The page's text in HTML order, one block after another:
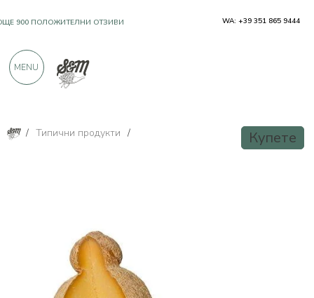
/ Типични продукти / Купете
900 ПОЛОЖИТЕЛНИ ОТЗИВИ WA: +39 351 865 9444
MENU